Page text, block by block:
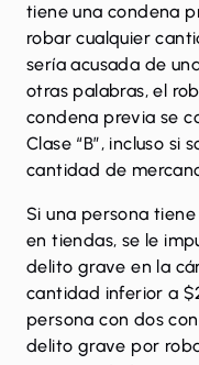
tiene una condena
robar cualquier
sería acusada de
otras palabras, el
condena previa se
Clase “B”, incluso si
cantidad de
Si una persona
en tiendas, se le
delito grave en la
cantidad inferior a
persona con dos
delito grave por